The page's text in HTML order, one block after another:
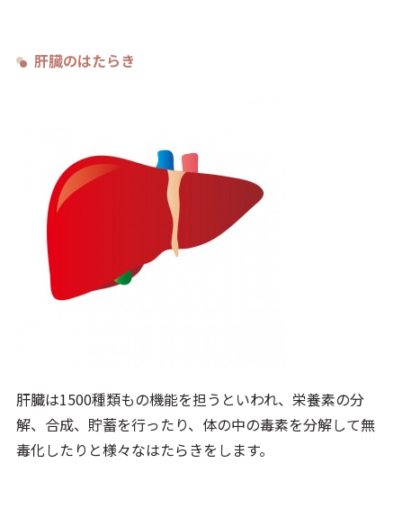
肝臓のはたらき
肝臓は1500種類もの機能を担うといわれ、栄養素の分
解、合成、貯蓄を行ったり、体の中の毒素を分解して無
毒化したりと様々なはたらきをします。